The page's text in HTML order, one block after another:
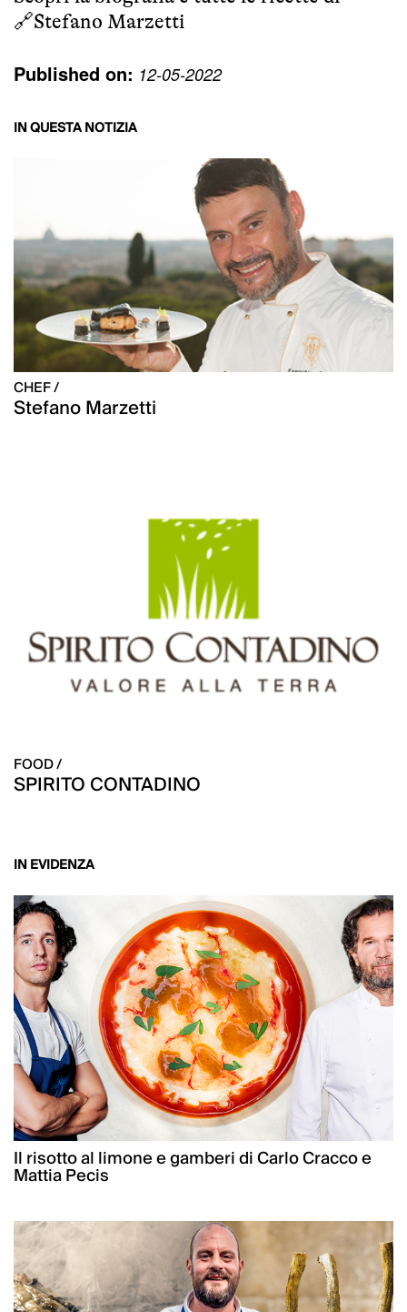
🔗Stefano Marzetti
Published on: 12-05-2022
IN QUESTA NOTIZIA
CHEF /
Stefano Marzetti
FOOD /
SPIRITO CONTADINO
IN EVIDENZA
Il risotto al limone e gamberi di Carlo Cracco e
Mattia Pecis